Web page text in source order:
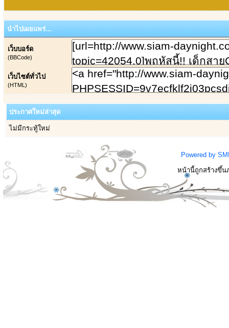
นำไปเผยแพร่...
เว็บบอร์ด
(BBCode)
เว็บไซต์ทั่วไป
(HTML)
ประกาศใหม่ล่าสุด
ไม่มีกระทู้ใหม่
Powered by
หน้านี้ถูกสร้างขึ้น